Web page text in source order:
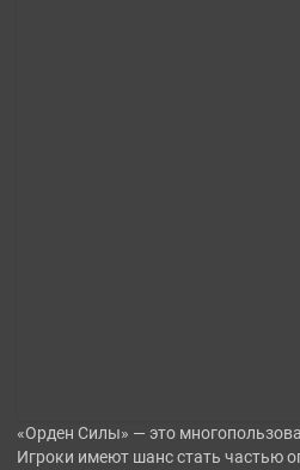
«Орден Силы» — это
Игроки имеют шанс стать частью